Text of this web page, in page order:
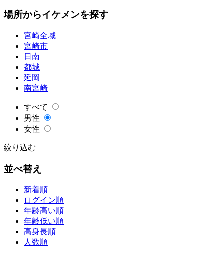
場所からイケメンを探す
宮崎全域
宮崎市
日南
都城
延岡
南宮崎
すべて
男性
女性
絞り込む
並べ替え
新着順
ログイン順
年齢高い順
年齢低い順
高身長順
人数順